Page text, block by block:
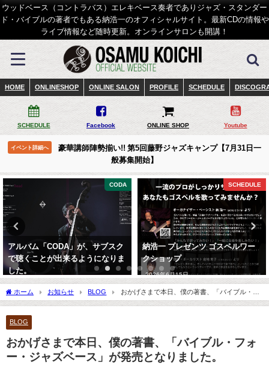
ウッドベース（コントラバス）エレキベース奏者でありジャズ・スタンダー
ド・バイブルの著者でもある納浩一のオフィシャルサイト。最新CDの情報や
ライブ情報など随時更新。オンラインサロンも開講！
HOME ONLINESHOP ONLINE SALON PROFILE SCHEDULE
SCHEDULE Facebook ONLINE SHOP Youtube
イベント詳細へ
豪華講師陣勢揃い!! 第5回藤野ジャズキャンプ【7月31日一
般募集開始】
CODA
アルバム「CODA」が、サブスク
で聴くことが出来るようになりま
した。
SCHEDULE
納浩一 プレゼンツ ゴスペルワー
クショップ
2026年6月15日
ホーム お知らせ BLOG
おかげさまで本日、僕の著書、「バイブル・フ
ォー・ジャズベース」が発売となりました。
BLOG
おかげさまで本日、僕の著書、「バイブル・フォ
ー・ジャズベース」が発売となりました。